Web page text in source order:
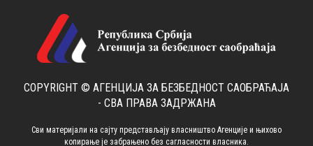
COPYRIGHT © АГЕНЦИЈА ЗА БЕЗБЕДНОСТ САОБРАЋАЈА
- СВА ПРАВА ЗАДРЖАНА
Сви материјали на сајту представљају власништво Агенције и њихово
копирање је забрањено без сагласности власника.